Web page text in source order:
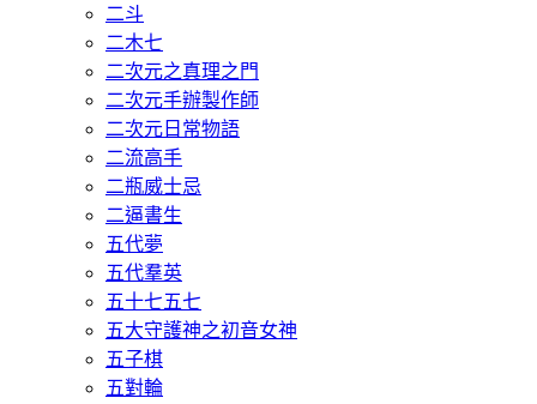
二斗
二木七
二次元之真理之門
二次元手辦製作師
二次元日常物語
二流高手
二瓶威士忌
二逼書生
五代夢
五代羣英
五十七五七
五大守護神之初音女神
五子棋
五對輪